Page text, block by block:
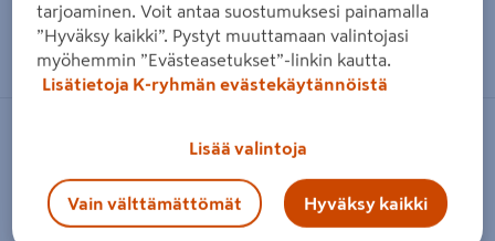
Zoomaa kuvaa sormilla kosketusnäytöllä
Tasataltta Ironside 6mm
Tuotenumero EAN-koodi: 3394661340818
tarjoaminen. Voit antaa suostumuksesi painamalla
”Hyväksy kaikki”. Pystyt muuttamaan valintojasi
myöhemmin ”Evästeasetukset”-linkin kautta.
Lisätietoja K-ryhmän evästekäytännöistä
Lisää valintoja
Vain välttämättömät Hyväksy kaikki